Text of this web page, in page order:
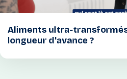
Aliments ultra-
longueur d'avance ?